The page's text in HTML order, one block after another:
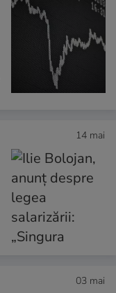
14 mai
03 mai